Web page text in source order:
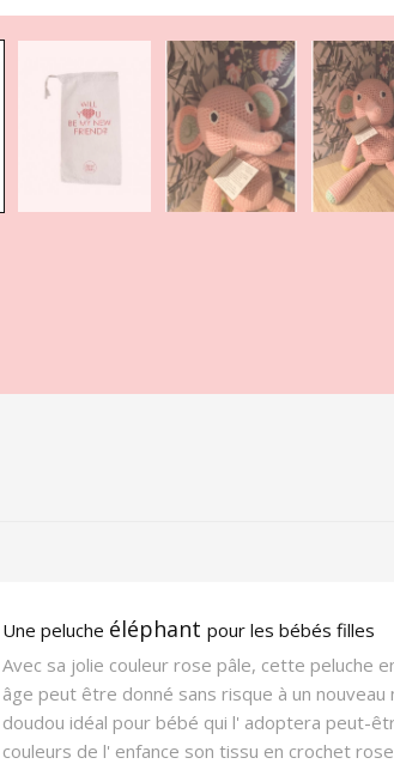
Une peluche éléphant pour les bébés filles
Avec sa jolie couleur rose pâle, cette peluche
âge peut être donné sans risque à un
doudou idéal pour bébé qui l' adoptera peut-
couleurs de l' enfance son tissu en crochet